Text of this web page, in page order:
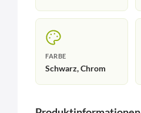
FARBE
Schwarz, Chrom